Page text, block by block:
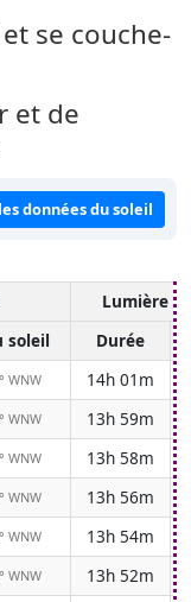
se couche-
et de
données du soleil
Lumière
soleil
Durée
WNW 14h 01m
WNW 13h 59m
WNW 13h 58m
WNW 13h 56m
WNW 13h 54m
WNW 13h 52m